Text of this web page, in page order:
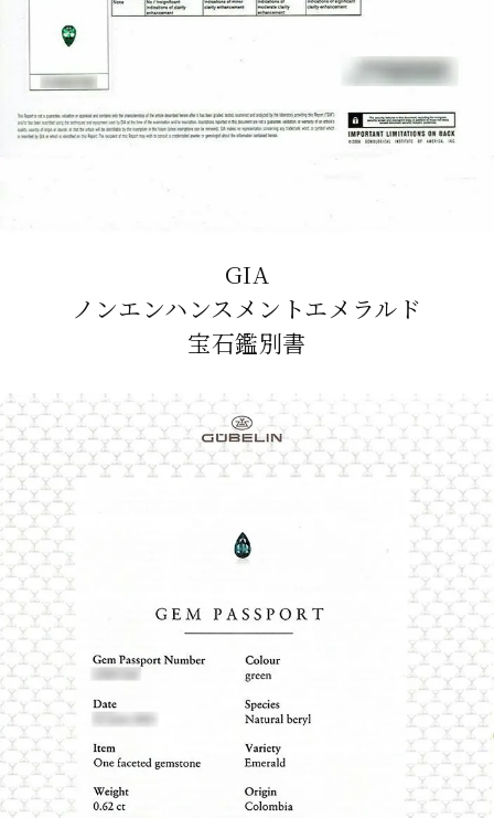
GIA
ノンエンハンスメントエメラルド
宝石鑑別書